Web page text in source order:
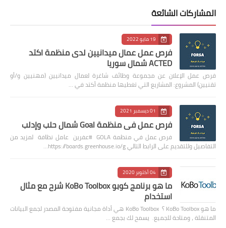
المشاركات الشائعة
19 مايو 2022
فرص عمل عمال ميدانيين لدى منظمة اكتد
ACTED شمال سوريا
فرص عمل الإعلان عن مجموعة وظائف شاغرة لعمال ميدانيين (مهنيين و/أو
تقنيين) المشروع: المشاريع التي تغطيها منظمة أكتد في …
01 ديسمبر 2021
فرص عمل في منظمة Goal شمال حلب وإدلب
فرص عمل في منظمة GOLA #عفرين عامل نظافة لمزيد من
التفاصيل وللتقديم على الرابط التالي https://boards.greenhouse.io/g…
04 أكتوبر 2020
ما هو برنامج كوبو KoBo Toolbox شرح مع مثال
استخدام
ما هو KoBo Toolbox ؟ KoBo Toolbox هي أداة مجانية مفتوحة المصدر لجمع البيانات
المتنقلة ، ومتاحة للجميع. يسمح لك بجمع …